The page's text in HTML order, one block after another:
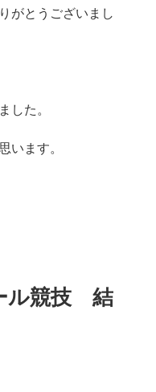
がとうございまし
した。
います。
ル競技 結